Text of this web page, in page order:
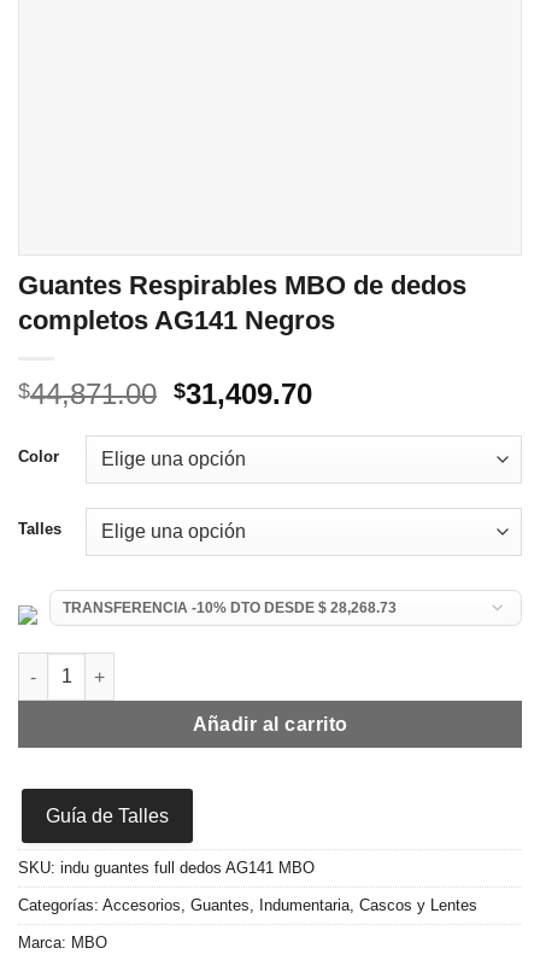
Guantes Respirables MBO de dedos
completos AG141 Negros
$44,871.00 El
original
era:
$44,871.00.
$31,409.70El
es:
$31,409.70.
Color
Talles
Guantes Respirables MBO de dedos completos AG141 Negros
Añadir al carrito
Guía de Talles
SKU: indu guantes full dedos AG141 MBO
Categorías: Accesorios, Guantes, Indumentaria, Cascos y Lentes
Marca: MBO